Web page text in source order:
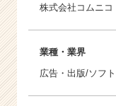
株式会社コムニコ
業種・業界
広告・出版/ソフ